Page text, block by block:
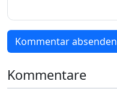
Kommentar absenden
Kommentare